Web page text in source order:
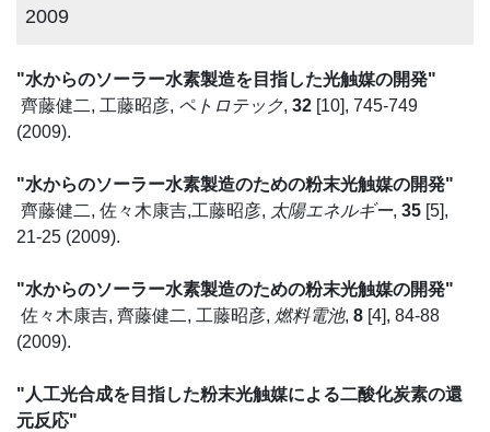
2009
"水からのソーラー水素製造を目指した光触媒の開発"
齊藤健二, 工藤昭彦, ペトロテック, 32 [10], 745-749
(2009).
"水からのソーラー水素製造のための粉末光触媒の開発"
齊藤健二, 佐々木康吉,工藤昭彦, 太陽エネルギー, 35 [5],
21-25 (2009).
"水からのソーラー水素製造のための粉末光触媒の開発"
佐々木康吉, 齊藤健二, 工藤昭彦, 燃料電池, 8 [4], 84-88
(2009).
"人工光合成を目指した粉末光触媒による二酸化炭素の還
元反応"